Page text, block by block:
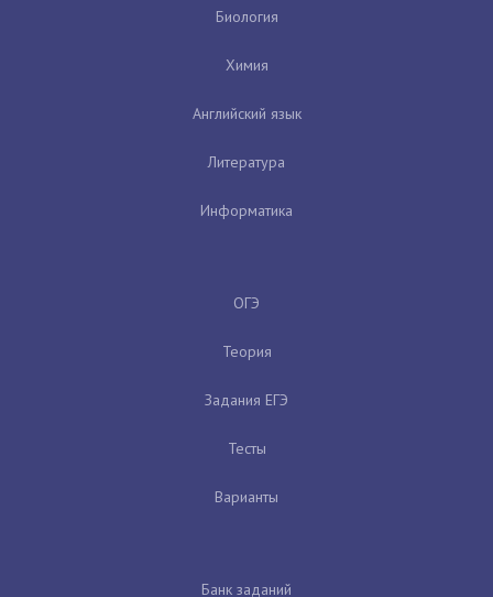
Биология
Химия
Английский язык
Литература
Информатика
ОГЭ
Теория
Задания ЕГЭ
Тесты
Варианты
Банк заданий